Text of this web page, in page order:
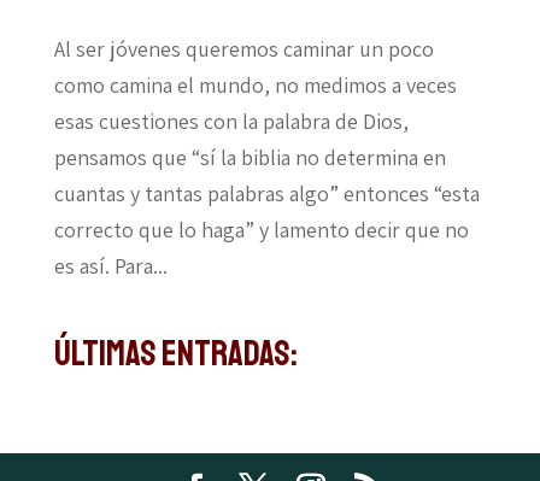
Al ser jóvenes queremos caminar un poco
como camina el mundo, no medimos a veces
esas cuestiones con la palabra de Dios,
pensamos que “sí la biblia no determina en
cuantas y tantas palabras algo” entonces “esta
correcto que lo haga” y lamento decir que no
es así. Para...
Últimas Entradas: